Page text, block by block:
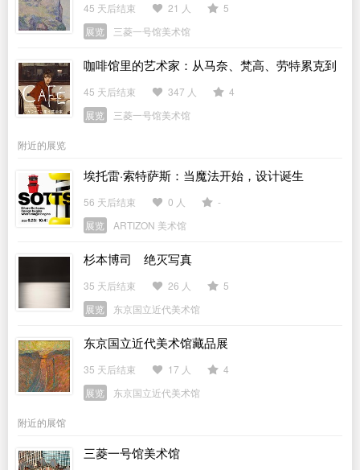
45 天后结束 21 人
5
展览
三菱一号馆美术馆
咖啡馆里的艺术家：从马奈、梵高、劳特累克到
毕加索
45 天后结束 347 人
4
展览
三菱一号馆美术馆
附近的展览
埃托雷·索特萨斯：当魔法开始，设计诞生
56 天后结束 0 人
-
展览
ARTIZON 美术馆
杉本博司 绝灭写真
35 天后结束 26 人
5
展览
东京国立近代美术馆
东京国立近代美术馆藏品展
35 天后结束 17 人
4
展览
东京国立近代美术馆
附近的展馆
三菱一号馆美术馆